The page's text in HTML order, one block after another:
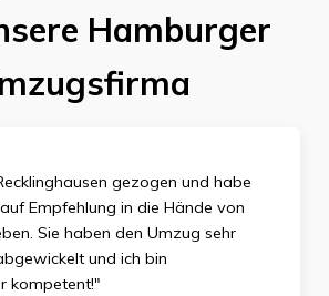
Hamburger
gezogen und habe
Empfehlung in die Hände von
Sie haben den Umzug sehr
und ich bin
kompetent!"